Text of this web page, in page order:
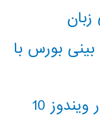
بورس با